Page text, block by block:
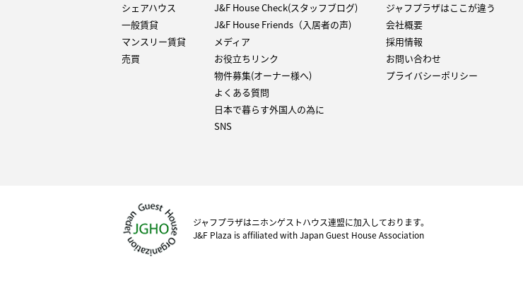
シェアハウス
一般賃貸
マンスリー賃貸
売買
J&F House Check(スタッフブログ)
J&F House Friends（入居者の声)
メディア
お役立ちリンク
物件募集(オーナー様へ)
よくある質問
日本で暮らす外国人の為に
SNS
ジャフプラザはここが違う
会社概要
採用情報
お問い合わせ
プライバシーポリシー
ジャフプラザはニホンゲストハウス連盟に加入しております。
J&F Plaza is affiliated with Japan Guest House Association